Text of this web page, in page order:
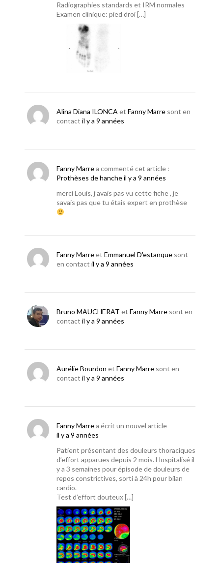
Radiographies standards et IRM normales
Examen clinique: pied droi […]
Alina Diana ILONCAet Fanny Marre sont en
contact il y a 9 années
Fanny Marrea commenté cet article :
Prothèses de hancheil y a 9 années
merci Louis, j’avais pas vu cette fiche , je
savais pas que tu étais expert en prothèse
Fanny Marreet Emmanuel D'estanque sont
en contact il y a 9 années
Bruno MAUCHERAT et Fanny Marre sont en
contact il y a 9 années
Aurélie Bourdon et Fanny Marre sont en
contact il y a 9 années
Fanny Marrea écrit un nouvel article
il y a 9 années
Patient présentant des douleurs thoraciques
d’effort apparues depuis 2 mois. Hospitalisé il
y a 3 semaines pour épisode de douleurs de
repos constrictives, sorti à 24h pour bilan
cardio.
Test d’effort douteux […]